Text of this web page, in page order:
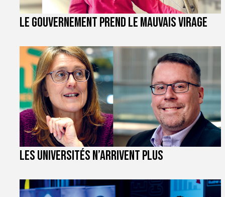
Le gouvernement prend le mauvais virage
Les universités n’arrivent plus